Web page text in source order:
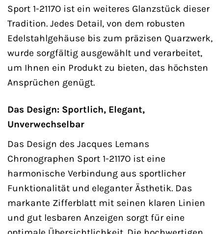
Sport 1-2117O ist ein weiteres Glanzstück dieser
Tradition. Jedes Detail, von dem robusten
Edelstahlgehäuse bis zum präzisen Quarzwerk,
wurde sorgfältig ausgewählt und verarbeitet,
um Ihnen ein Produkt zu bieten, das höchsten
Ansprüchen genügt.
Das Design: Sportlich, Elegant,
Unverwechselbar
Das Design des Jacques Lemans
Chronographen Sport 1-2117O ist eine
harmonische Verbindung aus sportlicher
Funktionalität und eleganter Ästhetik. Das
markante Zifferblatt mit seinen klaren Linien
und gut lesbaren Anzeigen sorgt für eine